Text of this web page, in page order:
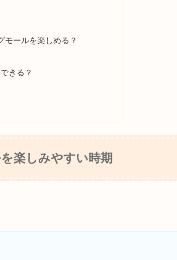
モールを楽しめる？
きる？
楽しみやすい時期